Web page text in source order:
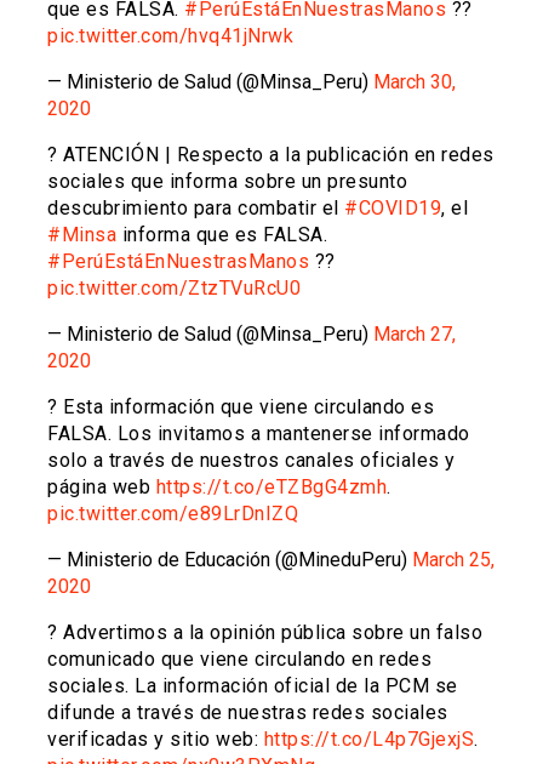
que es FALSA. #PerúEstáEnNuestrasManos ??
pic.twitter.com/hvq41jNrwk
— Ministerio de Salud (@Minsa_Peru) March 30,
2020
? ATENCIÓN | Respecto a la publicación en redes
sociales que informa sobre un presunto
descubrimiento para combatir el #COVID19, el
#Minsa informa que es FALSA.
#PerúEstáEnNuestrasManos ??
pic.twitter.com/ZtzTVuRcU0
— Ministerio de Salud (@Minsa_Peru) March 27,
2020
? Esta información que viene circulando es
FALSA. Los invitamos a mantenerse informado
solo a través de nuestros canales oficiales y
página web https://t.co/eTZBgG4zmh.
pic.twitter.com/e89LrDnIZQ
— Ministerio de Educación (@MineduPeru) March 25,
2020
? Advertimos a la opinión pública sobre un falso
comunicado que viene circulando en redes
sociales. La información oficial de la PCM se
difunde a través de nuestras redes sociales
verificadas y sitio web: https://t.co/L4p7GjexjS.